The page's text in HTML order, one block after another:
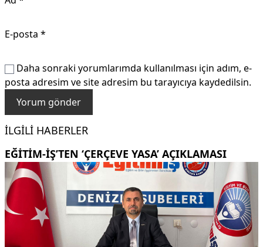
E-posta *
Daha sonraki yorumlarımda kullanılması için adım, e-
posta adresim ve site adresim bu tarayıcıya kaydedilsin.
İLGILI HABERLER
EĞITIM-İŞ’TEN ‘ÇERÇEVE YASA’ AÇIKLAMASI